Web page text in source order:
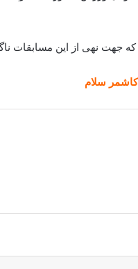
که جهت نهی از این مسابقات
کاشمر سلام